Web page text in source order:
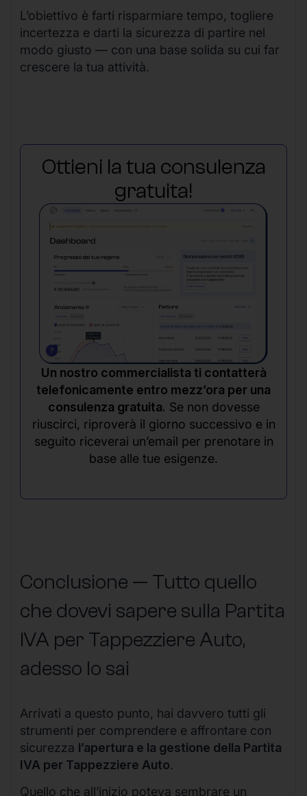
L’obiettivo è farti risparmiare tempo, togliere
incertezza e darti la sicurezza di partire nel
modo giusto — con una base solida su cui far
crescere la tua attività.
Ottieni la tua consulenza
gratuita!
Un nostro commercialista ti contatterà
telefonicamente entro mezz’ora per una
consulenza gratuita. Se non dovesse
riuscirci, riproverà il giorno successivo e in
seguito riceverai un’email per prenotare in
base alle tue esigenze.
Conclusione — Tutto quello
che dovevi sapere sulla Partita
IVA per Tappezziere Auto,
adesso lo sai
Arrivati a questo punto, hai davvero tutti gli
strumenti per comprendere e affrontare con
sicurezza l’apertura e la gestione della Partita
IVA per Tappezziere Auto.
Quello che all’inizio poteva sembrare un